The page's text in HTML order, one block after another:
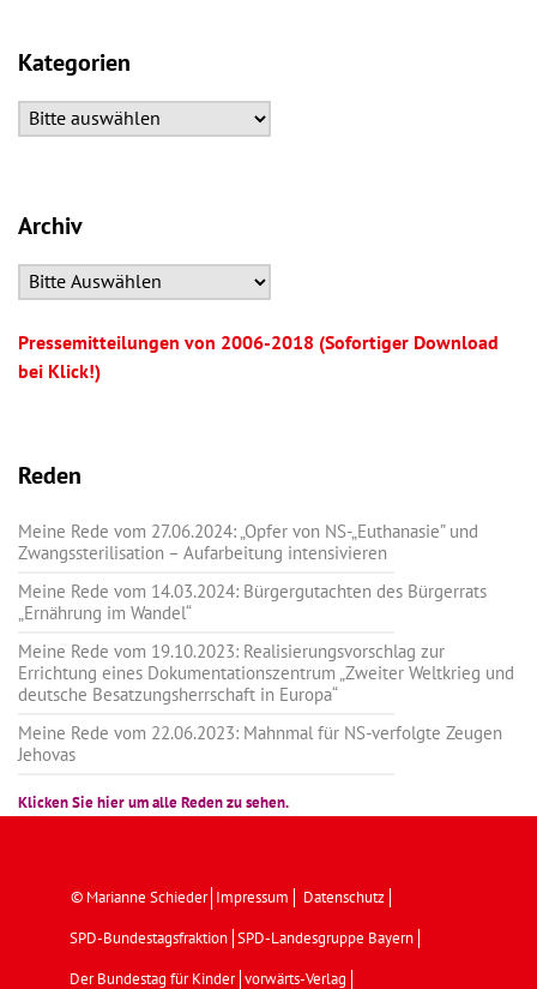
Kategorien
Archiv
Pressemitteilungen von 2006-2018 (Sofortiger Download
bei Klick!)
Reden
Meine Rede vom 27.06.2024: „Opfer von NS-„Euthanasie” und
Zwangssterilisation – Aufarbeitung intensivieren
Meine Rede vom 14.03.2024: Bürgergutachten des Bürgerrats
„Ernährung im Wandel“
Meine Rede vom 19.10.2023: Realisierungsvorschlag zur
Errichtung eines Dokumentationszentrum „Zweiter Weltkrieg und
deutsche Besatzungsherrschaft in Europa“
Meine Rede vom 22.06.2023: Mahnmal für NS-verfolgte Zeugen
Jehovas
Klicken Sie hier um alle Reden zu sehen.
© Marianne Schieder Impressum Datenschutz
SPD-Bundestagsfraktion SPD-Landesgruppe Bayern
Der Bundestag für Kinder vorwärts-Verlag